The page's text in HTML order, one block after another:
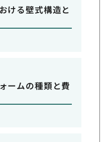
ける壁式構造と
ームの種類と費